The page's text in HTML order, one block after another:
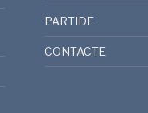
PARTIDE
CONTACTE